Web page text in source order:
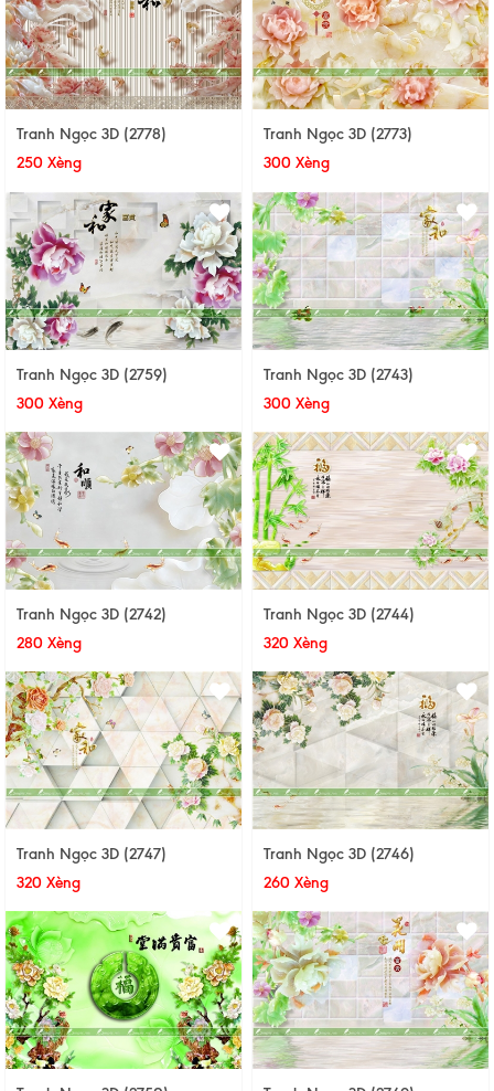
Tranh Ngọc 3D (2778)
250 Xèng
Tranh Ngọc 3D (2773)
300 Xèng
Tranh Ngọc 3D (2759)
300 Xèng
Tranh Ngọc 3D (2743)
300 Xèng
Tranh Ngọc 3D (2742)
280 Xèng
Tranh Ngọc 3D (2744)
320 Xèng
Tranh Ngọc 3D (2747)
320 Xèng
Tranh Ngọc 3D (2746)
260 Xèng